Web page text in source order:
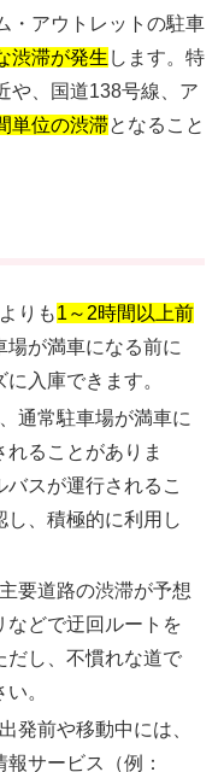
・アウトレットの駐車
渋滞が発生 します。特
や、国道138号線、ア
単位の渋滞となること
りも1～2時間以上前
場が満車になる前に
入庫できます。
通常駐車場が満車に
ることがありま
スが運行されるこ
し、積極的に利用し
要道路の渋滞が予想
などで迂回ルートを
だし、不慣れな道で
。
発前や移動中には、
サービス（例：